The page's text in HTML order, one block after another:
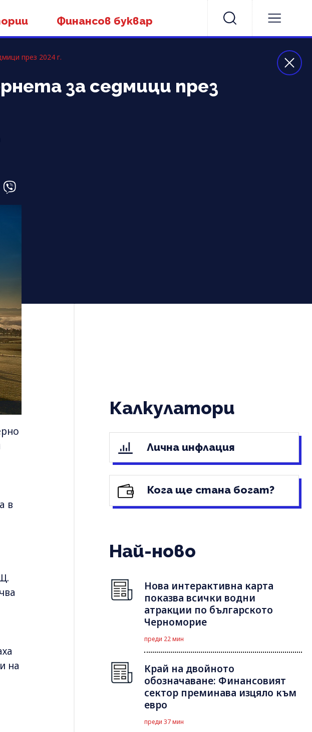
Финансов буквар
през 2024 г.
за седмици през
в
на
Калкулатори
Лична инфлация
Кога ще стана богат?
Най-ново
Нова интерактивна карта
показва всички водни
атракции по българското
Черноморие
преди 22 мин
Край на двойното
обозначаване: Финансовият
сектор преминава изцяло към
евро
преди 37 мин